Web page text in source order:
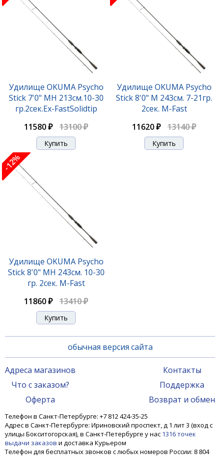
Удилище OKUMA Psycho
Stick 7'0" MH 213см.10-30
гр.2сек.Ex-FastSolidtip
11580 ₽
13100 ₽
Удилище OKUMA Psycho
Stick 8'0" M 243см. 7-21гр.
2сек. M-Fast
11620 ₽
13140 ₽
-12%
Удилище OKUMA Psycho
Stick 8'0" MH 243см. 10-30
гр. 2сек. M-Fast
11860 ₽
13410 ₽
обычная версия сайта
Адреса магазинов
Что с заказом?
Оферта
Контакты
Поддержка
Возврат и обмен
Телефон в Санкт-Петербурге: +7 812 424-35-25
Адрес в Санкт-Петербурге: Ириновский проспект, д 1 лит 3 (вход с
улицы Бокситогорская), в Санкт-Петербурге у нас 1316 точек
выдачи заказов и доставка Курьером
Телефон для бесплатных звонков с любых номеров России: 8 804